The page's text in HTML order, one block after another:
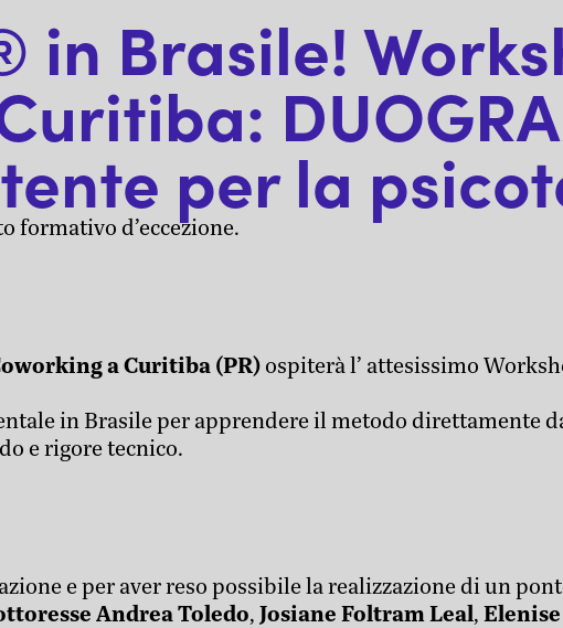
in Brasile!
per la
formativo d’eccezione.
a Curitiba (PR) ospiterà l’ attesissimo
in Brasile per apprendere il metodo direttamente
e rigore tecnico.
e per aver reso possibile la realizzazione di un
Andrea Toledo, Josiane Foltram Leal,